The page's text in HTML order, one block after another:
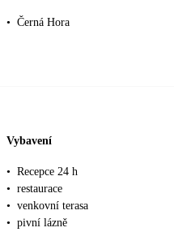
• Černá Hora
Vybavení
• Recepce 24 h
• restaurace
• venkovní terasa
• pivní lázně